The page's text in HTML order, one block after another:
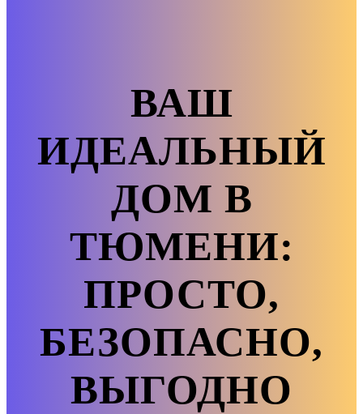
ВАШ
ИДЕАЛЬНЫЙ
ДОМ В
ТЮМЕНИ:
ПРОСТО,
БЕЗОПАСНО,
ВЫГОДНО